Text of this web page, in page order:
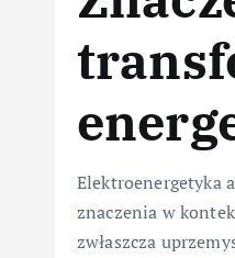
Elektroenergetyka
znaczenia w
zwłaszcza